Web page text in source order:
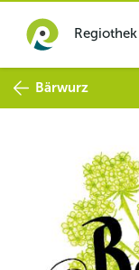
Regiothek
Bärwurz